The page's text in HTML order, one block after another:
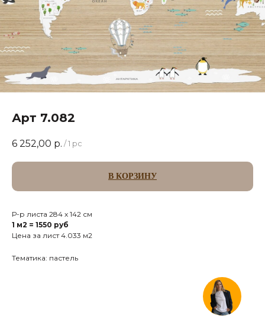
Арт 7.082
6 252,00 р. / 1 pc
В КОРЗИНУ
Р-р листа 284 х 142 см
1 м2 = 1550 руб
Цена за лист 4.033 м2
Тематика: пастель